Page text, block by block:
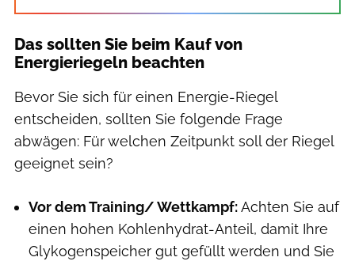
Das sollten Sie beim Kauf von
Energieriegeln beachten
Bevor Sie sich für einen Energie-Riegel
entscheiden, sollten Sie folgende Frage
abwägen: Für welchen Zeitpunkt soll der Riegel
geeignet sein?
Vor dem Training/ Wettkampf:Achten Sie auf
einen hohen Kohlenhydrat-Anteil, damit Ihre
Glykogenspeicher gut gefüllt werden und Sie